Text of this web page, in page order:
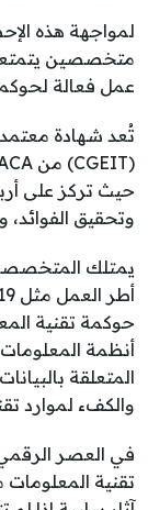
لمواجهة هذه
متخصصين
عمل فعالة
تُعد شهادة
حيث تركز على
وتحقيق الفوائد،
حوكمة تقنية
أنظمة المعلومات
المتعلقة
والكفء لموارد
في العصر
تقنية المعلومات